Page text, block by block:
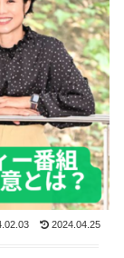
2024.04.25